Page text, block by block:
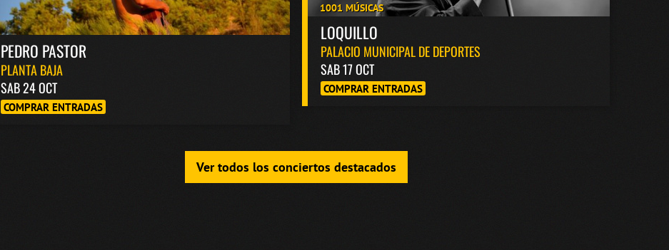
1001 MÚSICAS
LOQUILLO
PALACIO MUNICIPAL DE DEPORTES
SAB 17 OCT
COMPRAR ENTRADAS
PEDRO PASTOR
PLANTA BAJA
SAB 24 OCT
COMPRAR ENTRADAS
Ver todos los conciertos destacados